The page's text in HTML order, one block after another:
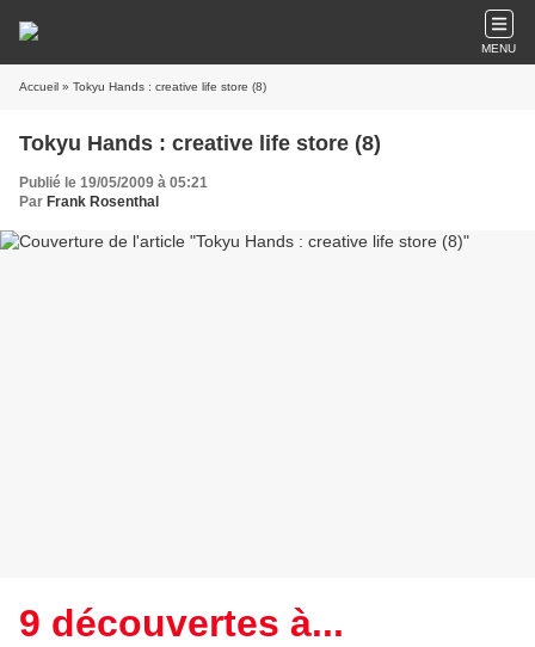
MENU
Accueil » Tokyu Hands : creative life store (8)
Tokyu Hands : creative life store (8)
Publié le 19/05/2009 à 05:21
Par Frank Rosenthal
9 découvertes à...